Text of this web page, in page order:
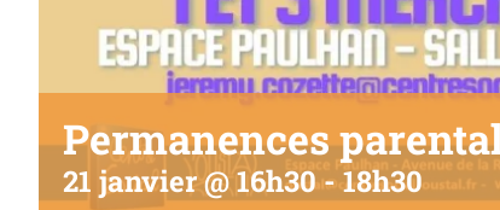
Permanences
21 janvier @ 16h30-18h30